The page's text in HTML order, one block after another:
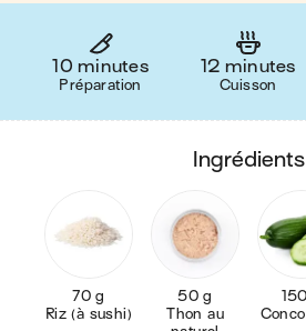
10 minutes
Préparation
12 minutes
Cuisson
ingrédients
70 g
Riz (à sushi)
50 g
Thon au